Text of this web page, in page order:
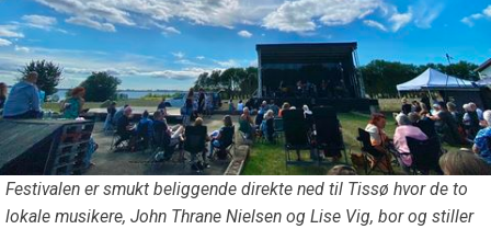
Festivalen er smukt beliggende direkte ned til Tissø hvor de to
lokale musikere, John Thrane Nielsen og Lise Vig, bor og stiller